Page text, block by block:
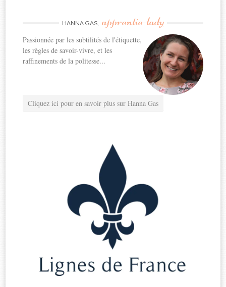
HANNA GAS, apprentie-lady
Passionnée par les subtilités de l'étiquette,
les règles de savoir-vivre, et les
raffinements de la politesse...
Cliquez ici pour en savoir plus sur Hanna Gas